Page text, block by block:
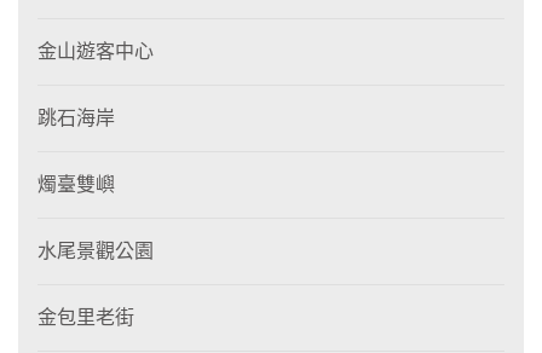
金山遊客中心
跳石海岸
燭臺雙嶼
水尾景觀公園
金包里老街